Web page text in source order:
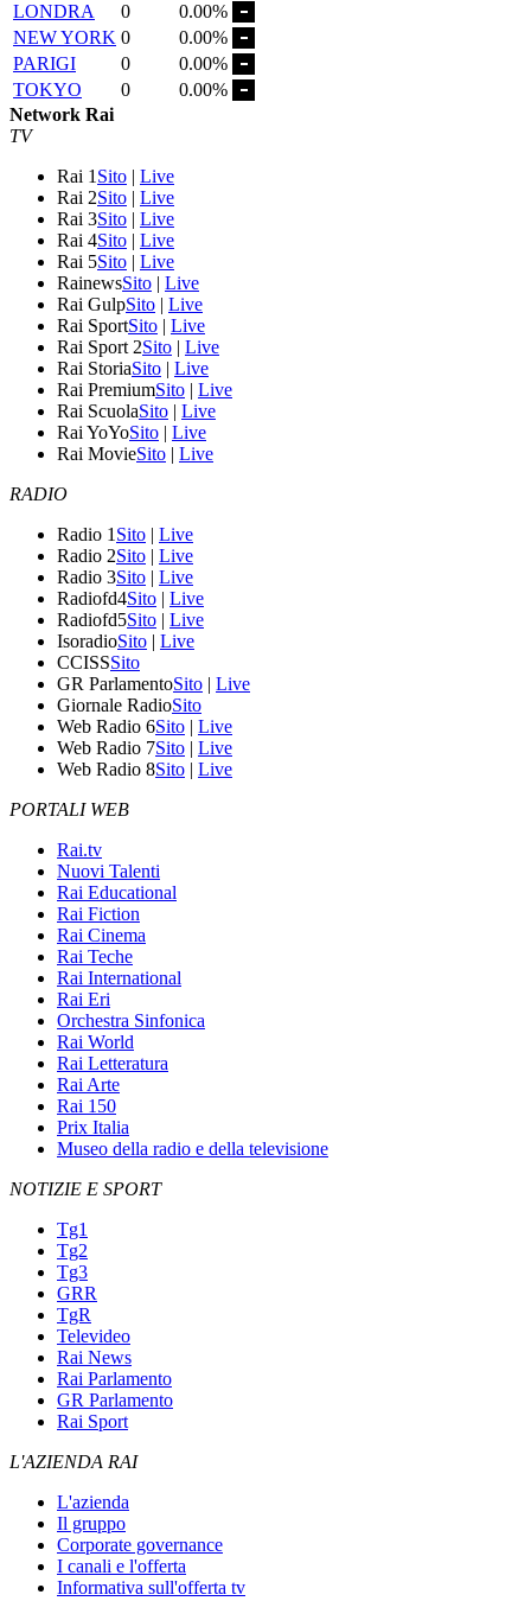
LONDRA
0
0.00%
NEW YORK 0
0.00%
PARIGI
0
0.00%
TOKYO
0
0.00%
Network Rai
TV
Rai 1 Sito | Live
Rai 2Sito | Live
Rai 3Sito | Live
Rai 4Sito | Live
Rai 5Sito | Live
RainewsSito | Live
Rai GulpSito | Live
Rai SportSito | Live
Rai Sport 2Sito | Live
Rai StoriaSito | Live
Rai PremiumSito | Live
Rai ScuolaSito | Live
Rai YoYoSito | Live
Rai MovieSito | Live
RADIO
Radio 1 Sito | Live
Radio 2Sito | Live
Radio 3Sito | Live
Radiofd4Sito | Live
Radiofd5Sito | Live
IsoradioSito | Live
CCISSSito
GR ParlamentoSito | Live
Giornale RadioSito
Web Radio 6Sito | Live
Web Radio 7Sito | Live
Web Radio 8Sito | Live
PORTALI WEB
Rai.tv
Nuovi Talenti
Rai Educational
Rai Fiction
Rai Cinema
Rai Teche
Rai International
Rai Eri
Orchestra Sinfonica
Rai World
Rai Letteratura
Rai Arte
Rai 150
Prix Italia
Museo della radio e della televisione
NOTIZIE E SPORT
Tg1
Tg2
Tg3
GRR
TgR
Televideo
Rai News
Rai Parlamento
GR Parlamento
Rai Sport
L'AZIENDA RAI
L'azienda
Il gruppo
Corporate governance
I canali e l'offerta
Informativa sull'offerta tv